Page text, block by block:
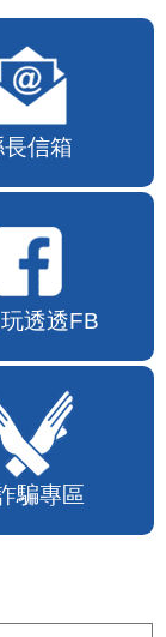
長信箱
透透FB
騙專區